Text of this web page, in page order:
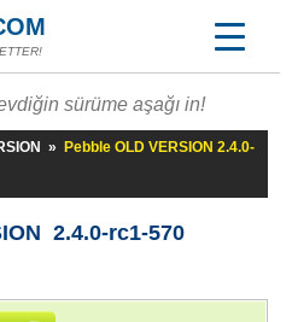
sürüme aşağı in!
»
Pebble OLD VERSION 2.4.0-
2.4.0-rc1-570